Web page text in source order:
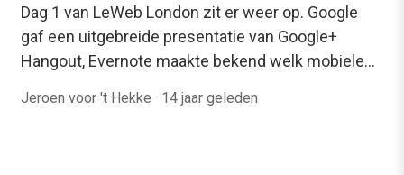
Dag 1 van LeWeb London zit er weer op. Google
gaf een uitgebreide presentatie van Google+
Hangout, Evernote maakte bekend welk mobiele…
Jeroen voor 't Hekke · 14 jaar geleden